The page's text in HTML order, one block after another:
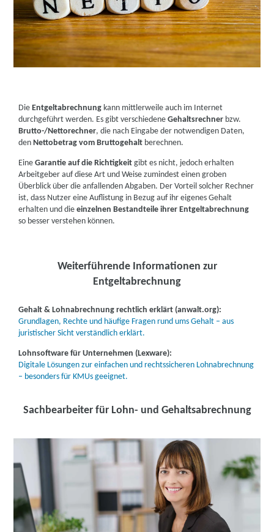
DieEntgeltabrechnungkann mittlerweile auch im Internet
durchgeführt werden. Es gibt verschiedeneGehaltsrechner bzw.
Brutto-/Nettorechner, die nach Eingabe der notwendigen Daten,
denNettobetrag vom Bruttogehalt berechnen.
EineGarantie auf die Richtigkeit gibt es nicht, jedoch erhalten
Arbeitgeber auf diese Art und Weise zumindest einen groben
Überblick über die anfallenden Abgaben. Der Vorteil solcher Rechner
ist, dass Nutzer eine Auflistung in Bezug auf ihr eigenes Gehalt
erhalten und dieeinzelnen Bestandteile ihrer Entgeltabrechnung
so besser verstehen können.
Weiterführende Informationen zur
Entgeltabrechnung
Gehalt & Lohnabrechnung rechtlich erklärt (anwalt.org):
Grundlagen, Rechte und häufige Fragen rund ums Gehalt – aus
juristischer Sicht verständlich erklärt.
Lohnsoftware für Unternehmen (Lexware):
Digitale Lösungen zur einfachen und rechtssicheren Lohnabrechnung
– besonders für KMUs geeignet.
Sachbearbeiter für Lohn- und Gehaltsabrechnung